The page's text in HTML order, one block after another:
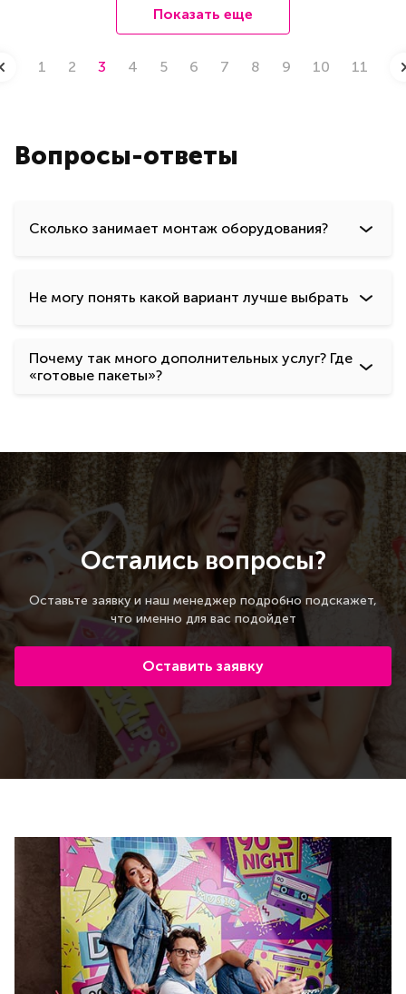
Показать еще
1 2 3 4 5 6 7 8 9 10 11
Вопросы-ответы
Сколько занимает монтаж оборудования?
Не могу понять какой вариант лучше выбрать
Почему так много дополнительных услуг? Где
«готовые пакеты»?
Остались вопросы?
Оставьте заявку и наш менеджер подробно подскажет,
что именно для вас подойдет
Оставить заявку